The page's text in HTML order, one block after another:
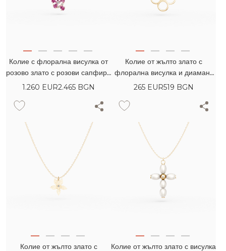
Колие с флорална висулка от
розово злато с розови сапфири
pear 0.77кт и диаманти 0.04кт
1.260 EUR2.465 BGN
Колие от жълто злато с
флорална висулка и диамант
0.005кт
265 EUR519 BGN
Колие от жълто злато с Колие от жълто злато с висулка